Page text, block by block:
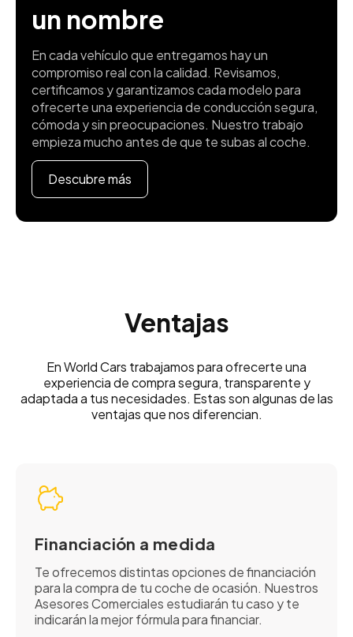
un nombre
En cada vehículo que entregamos hay un
compromiso real con la calidad. Revisamos,
certificamos y garantizamos cada modelo para
ofrecerte una experiencia de conducción segura,
cómoda y sin preocupaciones. Nuestro trabajo
empieza mucho antes de que te subas al coche.
Descubre más
Ventajas
En World Cars trabajamos para ofrecerte una
experiencia de compra segura, transparente y
adaptada a tus necesidades. Estas son algunas de las
ventajas que nos diferencian.
Financiación a medida
Te ofrecemos distintas opciones de financiación
para la compra de tu coche de ocasión. Nuestros
Asesores Comerciales estudiarán tu caso y te
indicarán la mejor fórmula para financiar.